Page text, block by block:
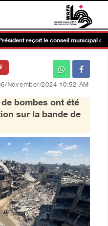
reçoit le conseil municipal de
November/2024 10:52 AM
bombes ont été
sur la bande de